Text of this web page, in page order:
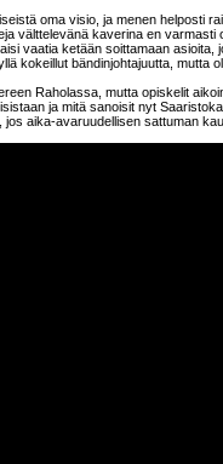
oma visio, ja menen helposti
välttelevänä kaverina en varmasti
vaatia ketään soittamaan asioita,
kokeillut bändinjohtajuutta, mutta
Raholassa, mutta opiskelit
ja mitä sanoisit nyt
jos aika-avaruudellisen sattuman